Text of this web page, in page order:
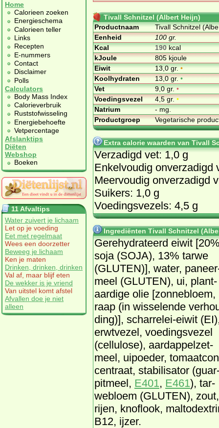
Home
Calorieen zoeken
Energieschema
Calorieen teller
Links
Recepten
E-nummers
Contact
Disclaimer
Polls
Calculators
Body Mass Index
Calorieverbruik
Ruststofwisseling
Energiebehoefte
Vetpercentage
Afslanktips
Diëten
Webshop
Boeken
11 Afvaltips
Water zuivert je lichaam
Let op je voeding
Eet met regelmaat
Wees een doorzetter
Beweeg je lichaam
Ken je maten
Drinken, drinken, drinken
Val af, maar blijf eten
De wekker is je vriend
Van uitstel komt afstel
Afvallen doe je niet
alleen
Tivall Schnitzel (Albert Heijn)
Productnaam
Tivall Schnitzel
Eenheid
100 gr.
Kcal
190kcal
kJoule
805 kjoule
Eiwit
13,0 gr.•
Koolhydraten
13,0 gr.•
Vet
9,0 gr.•
Voedingsvezel
4,5 gr.•
Natrium
- mg.
Productgroep
Vegetarische
Extra calorie waarden van Tivall
Verzadigd vet: 1,0 g
Enkelvoudig onverzadigd
Meervoudig onverzadigd
Suikers: 1,0 g
Voedingsvezels: 4,5 g
Ingrediënten Tivall Schnitzel
Ge­re­hy­dra­teerd eiwit
so­ja (SO­JA), 13% tar­we
(GLU­TEN)], wa­ter,
meel (GLU­TEN), ui, plant­
aar­di­ge olie [zon­ne­bloem,
raap (in wis­se­len­de
ding)], schar­rel­ei-eiwit
erwt­ve­zel, voe­dings­ve­zel
(cel­lu­lo­se), aard­ap­pel­zet­
meel, uip­oe­der,
cen­traat, sta­bi­li­sa­tor
pit­meel, E401, E461), tar­
we­bloem (GLU­TEN),
rij­en, knof­look,
B12, ij­zer.